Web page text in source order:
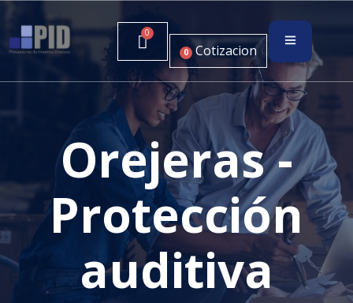
0 Cotizacion
Orejeras -
Protección
auditiva